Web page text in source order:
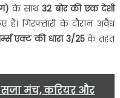
के साथ32बोर की एक देशी
हैं। गिरफ्तारी के दौरान अवैध
एक्ट की धारा 3/25के तहत
मंच, करियर और